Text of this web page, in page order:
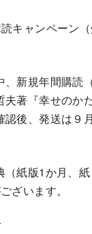
キャンペーン
、新規年間購読
著『幸せのか
認後、発送は９
（紙版1か月、
ざいます。